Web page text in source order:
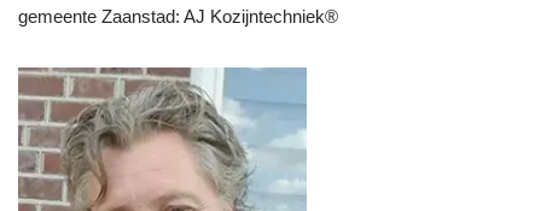
gemeente Zaanstad: AJ Kozijntechniek®